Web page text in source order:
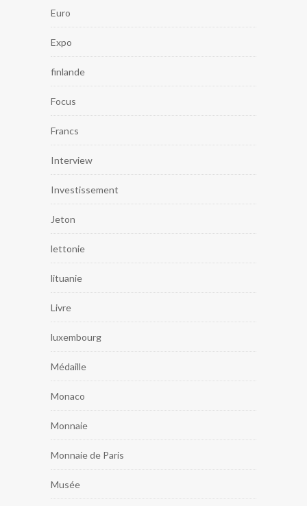
Euro
Expo
finlande
Focus
Francs
Interview
Investissement
Jeton
lettonie
lituanie
Livre
luxembourg
Médaille
Monaco
Monnaie
Monnaie de Paris
Musée